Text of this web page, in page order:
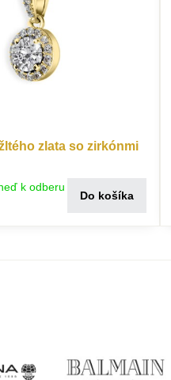
zlata so zirkónmi
k odberu
Do košíka